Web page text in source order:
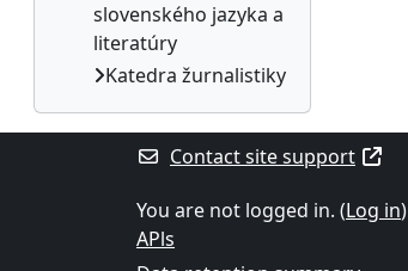
slovenského jazyka a
literatúry
Katedra žurnalistiky
Contact site support
You are not logged in. (Log in)
APls